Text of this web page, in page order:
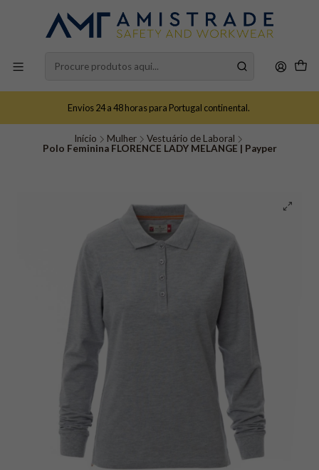
Envios 24 a 48 horas para Portugal continental.
Início Mulher
Vestuário de Laboral
Polo Feminina FLORENCE LADY MELANGE | Payper